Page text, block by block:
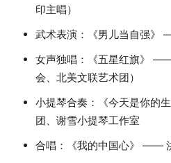
印主唱）
武术表演：《男儿当自强》
女声独唱：《五星红旗》
会、北美文联艺术团）
小提琴合奏：《今天是你的
团、谢雪小提琴工作室
合唱：《我的中国心》 ——